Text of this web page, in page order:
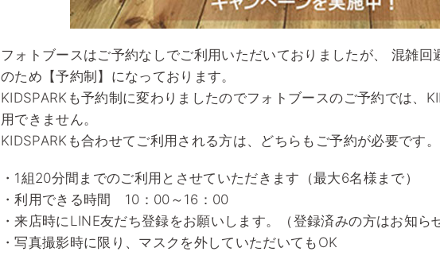
フォトブースはご予約なしでご利用いただいておりましたが、 混雑回
のため【予約制】になっております。
KIDSPARKも予約制に変わりましたのでフォトブースのご予約では、
用できません。
KIDSPARKも合わせてご利用される方は、どちらもご予約が必要です。
・1組20分間までのご利用とさせていただきます（最大6名様まで）
・利用できる時間 10：00～16：00
・来店時にLINE友だち登録をお願いします。（登録済みの方はお知ら
・写真撮影時に限り、マスクを外していただいてもOK